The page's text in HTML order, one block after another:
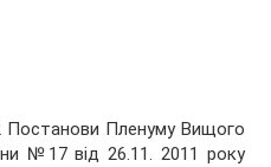
Постанови Пленуму Вищого
№17 від 26.11. 2011 року